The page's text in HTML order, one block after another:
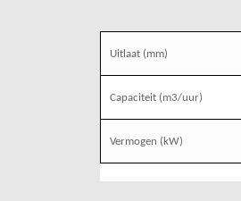
Uitlaat (mm)
Capaciteit (m3/uur)
Vermogen (kW)